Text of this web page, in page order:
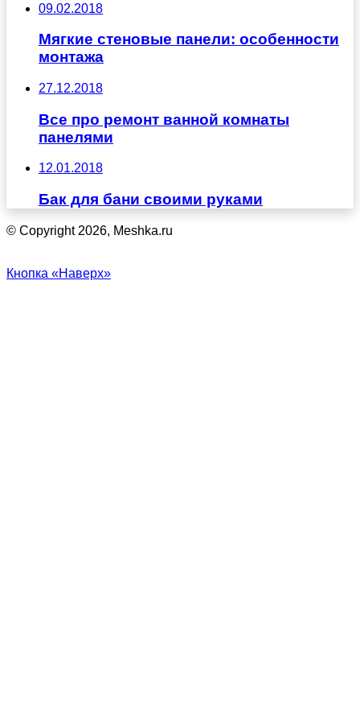
09.02.2018
Мягкие стеновые панели: особенности
монтажа
27.12.2018
Все про ремонт ванной комнаты
панелями
12.01.2018
Бак для бани своими руками
© Copyright 2026, Meshka.ru
Кнопка «Наверх»